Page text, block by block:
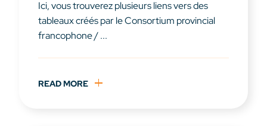
Ici, vous trouverez plusieurs liens vers des
tableaux créés par le Consortium provincial
francophone / ...
READ MORE